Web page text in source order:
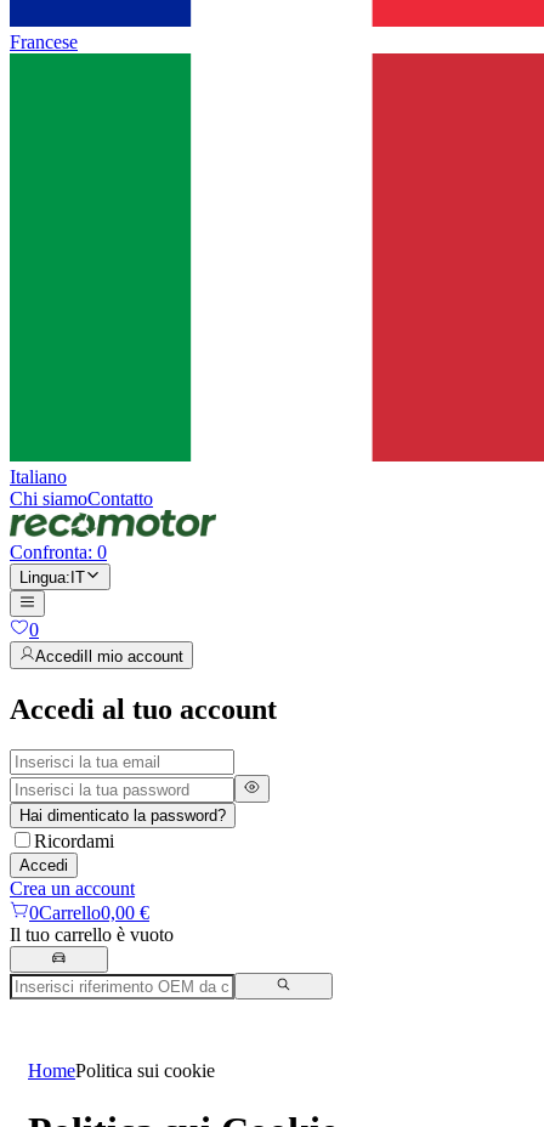
Francese
Italiano
Chi siamoContatto
Confronta: 0
Lingua: IT
0
AccediIl mio account
Accedi al tuo account
Hai dimenticato la password?
Ricordami
Accedi
Crea un account
0Carrello0,00 €
Il tuo carrello è vuoto
HomePolitica sui cookie